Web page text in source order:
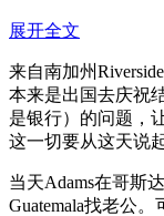
展开全文
来自南加州
本来是出国去庆祝
是银行）的问题，
这一切要从这天说
当天Adams在哥斯
Guatemala找老公